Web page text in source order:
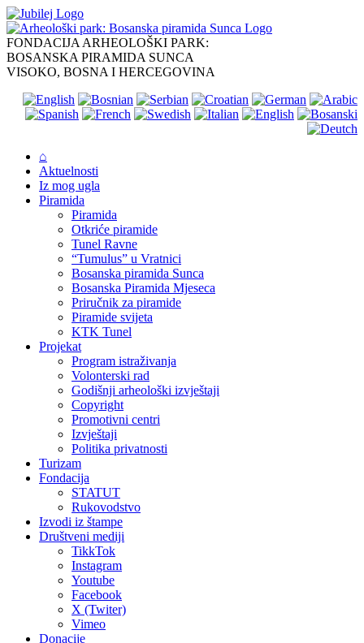
Skip
to
content
FONDACIJA ARHEOLOŠKI PARK:
BOSANSKA PIRAMIDA SUNCA
VISOKO, BOSNA I HERCEGOVINA
⌂
Aktuelnosti
Iz mog ugla
Piramida
Piramida
Otkriće piramide
Tunel Ravne
“Tumulus” u Vratnici
Bosanska piramida Sunca
Bosanska Piramida Mjeseca
Priručnik za piramide
Piramide svijeta
KTK Tunel
Projekat
Program istraživanja
Volonterski rad
Godišnji arheološki izvještaji
Copyright
Promotivni centri
Izvještaji
Politika privatnosti
Turizam
Fondacija
STATUT
Rukovodstvo
Izvodi iz štampe
Društveni mediji
TikkTok
Instagram
Youtube
Facebook
X (Twiter)
Vimeo
Donacije